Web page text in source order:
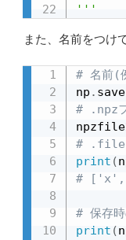
'''
また、名前をつけ
# 名前(
np .
# .npzフ
# .files
print (
#
# 保存時
print (